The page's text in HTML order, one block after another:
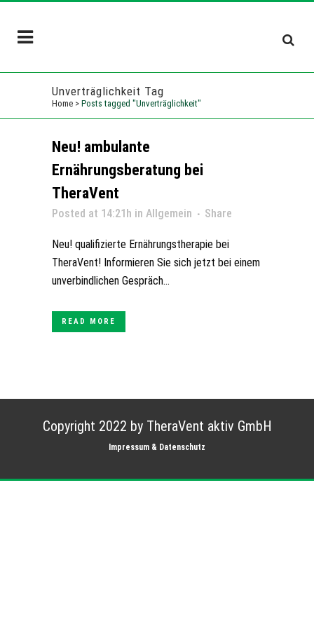
Unverträglichkeit Tag
Home > Posts tagged "Unverträglichkeit"
Neu! ambulante
Ernährungsberatung bei
TheraVent
Posted at 14:21h in Allgemein Share
Neu! qualifizierte Ernährungstherapie bei
TheraVent! Informieren Sie sich jetzt bei einem
unverbindlichen Gespräch...
READ MORE
Copyright 2022 by TheraVent aktiv GmbH
Impressum & Datenschutz